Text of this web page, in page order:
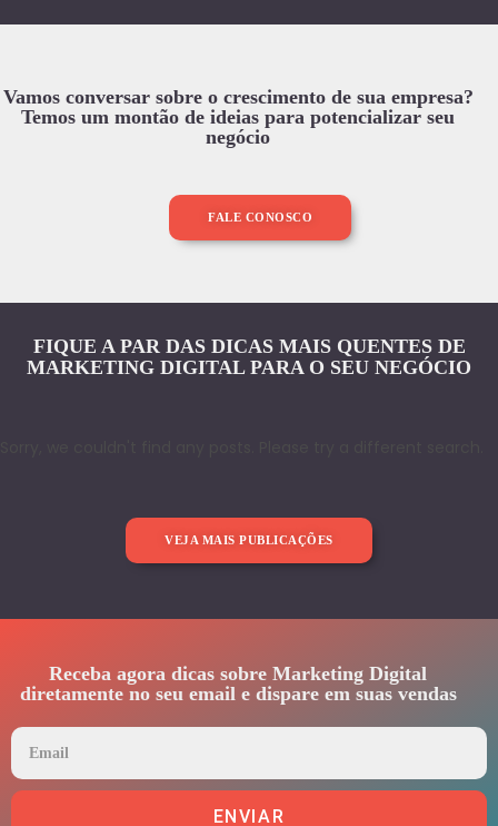
Vamos conversar sobre o crescimento de sua empresa?
Temos um montão de ideias para potencializar seu
negócio
FALE CONOSCO
FIQUE A PAR DAS DICAS MAIS QUENTES DE
MARKETING DIGITAL PARA O SEU NEGÓCIO
VEJA MAIS PUBLICAÇÕES
Receba agora dicas sobre Marketing Digital
diretamente no seu email e dispare em suas vendas
ENVIAR